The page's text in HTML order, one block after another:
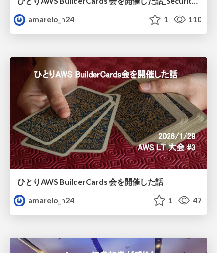
amarelo_n24
1 110
ひとりAWS BuilderCards 会を開催した話
amarelo_n24
1 47